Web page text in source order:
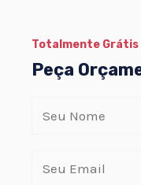
Totalmente Grátis
Peça